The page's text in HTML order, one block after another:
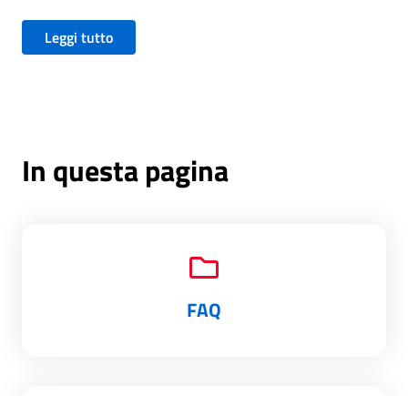
Leggi tutto
In questa pagina
FAQ